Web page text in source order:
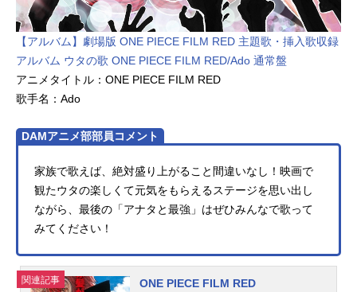
音駒高校の通称“ゴミ捨て場の決戦”。
約束の地で、「もう一回」が無い戦
いがいよいよ始まる―――。作品名
劇場版ハイキュー!!ゴミ捨て場の決戦
放送形態劇場版アニメシリーズハイ
【アルバム】劇場版 ONE PIECE FILM RED 主題歌・挿入歌収録
アルバム ウタの歌 ONE PIECE FILM RED/Ado 通常盤
アニメタイトル：ONE PIECE FILM RED
歌手名：Ado
DAMアニメ部部員コメント
家族で歌えば、絶対盛り上がること間違いなし！映画で
観たウタの楽しくて元気をもらえるステージを思い出し
ながら、最後の「アナタと最強」はぜひみんなで歌って
みてください！
関連記事
ONE PIECE FILM RED